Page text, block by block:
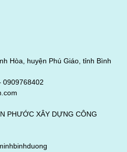
Hòa, huyện Phú Giáo, tỉnh Bình
0909768402
PHƯỚC XÂY DỰNG CÔNG